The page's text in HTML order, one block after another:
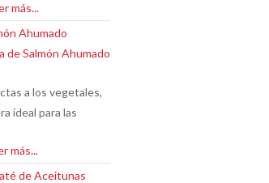
más...
Ahumado
a los vegetales,
ideal para las
más...
de Aceitunas